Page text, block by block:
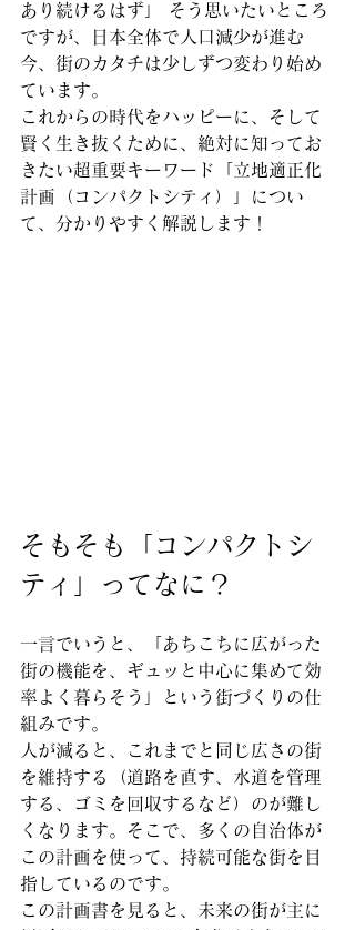
あり続けるはず」 そう思いたいところ
ですが、日本全体で人口減少が進む
今、街のカタチは少しずつ変わり始め
ています。
これからの時代をハッピーに、そして
賢く生き抜くために、絶対に知ってお
きたい超重要キーワード「立地適正化
計画（コンパクトシティ）」につい
て、分かりやすく解説します！
そもそも「コンパクトシ
ティ」ってなに？
一言でいうと、「あちこちに広がった
街の機能を、ギュッと中心に集めて効
率よく暮らそう」という街づくりの仕
組みです。
人が減ると、これまでと同じ広さの街
を維持する（道路を直す、水道を管理
する、ゴミを回収するなど）のが難し
くなります。そこで、多くの自治体が
この計画を使って、持続可能な街を目
指しているのです。
この計画書を見ると、未来の街が主に